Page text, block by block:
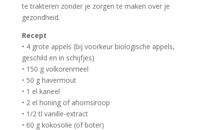
te trakteren zonder je zorgen te maken over je
gezondheid.
Recept
• 4 grote appels (bij voorkeur biologische appels,
geschild en in schijfjes)
• 150 g volkorenmeel
• 50 g havermout
• 1 el kaneel
• 2 el honing of ahornsiroop
• 1/2 tl vanille-extract
• 60 g kokosolie (of boter)